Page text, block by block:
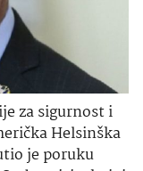
za sigurnost i
Helsinška
je poruku